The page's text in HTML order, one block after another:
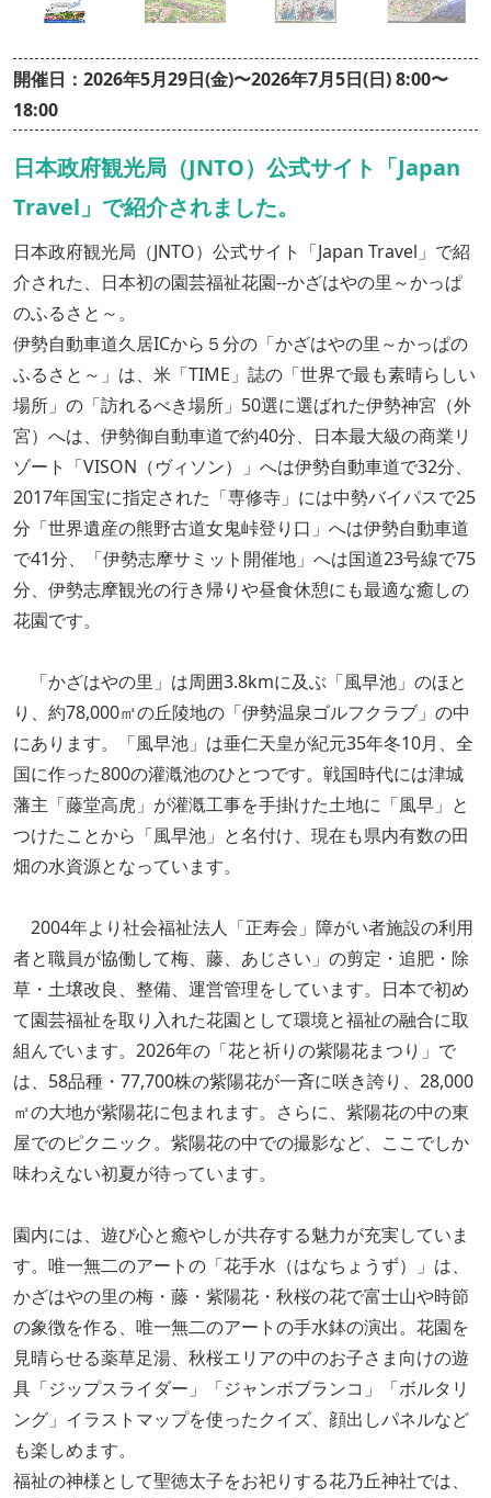
開催日：2026年5月29日(金)〜2026年7月5日(日) 8:00〜
18:00
日本政府観光局（JNTO）公式サイト「Japan
Travel」で紹介されました。
日本政府観光局（JNTO）公式サイト「Japan Travel」で紹
介された、日本初の園芸福祉花園--かざはやの里～かっぱ
のふるさと～。
伊勢自動車道久居ICから５分の「かざはやの里～かっぱの
ふるさと～」は、米「TIME」誌の「世界で最も素晴らしい
場所」の「訪れるべき場所」50選に選ばれた伊勢神宮（外
宮）へは、伊勢御自動車道で約40分、日本最大級の商業リ
ゾート「VISON（ヴィソン）」へは伊勢自動車道で32分、
2017年国宝に指定された「専修寺」には中勢バイパスで25
分「世界遺産の熊野古道女鬼峠登り口」へは伊勢自動車道
で41分、「伊勢志摩サミット開催地」へは国道23号線で75
分、伊勢志摩観光の行き帰りや昼食休憩にも最適な癒しの
花園です。
「かざはやの里」は周囲3.8kmに及ぶ「風早池」のほと
り、約78,000㎡の丘陵地の「伊勢温泉ゴルフクラブ」の中
にあります。「風早池」は垂仁天皇が紀元35年冬10月、全
国に作った800の灌漑池のひとつです。戦国時代には津城
藩主「藤堂高虎」が灌漑工事を手掛けた土地に「風早」と
つけたことから「風早池」と名付け、現在も県内有数の田
畑の水資源となっています。
2004年より社会福祉法人「正寿会」障がい者施設の利用
者と職員が協働して梅、藤、あじさい」の剪定・追肥・除
草・土壌改良、整備、運営管理をしています。日本で初め
て園芸福祉を取り入れた花園として環境と福祉の融合に取
組んでいます。2026年の「花と祈りの紫陽花まつり」で
は、58品種・77,700株の紫陽花が一斉に咲き誇り、28,000
㎡の大地が紫陽花に包まれます。さらに、紫陽花の中の東
屋でのピクニック。紫陽花の中での撮影など、ここでしか
味わえない初夏が待っています。
園内には、遊び心と癒やしが共存する魅力が充実していま
す。唯一無二のアートの「花手水（はなちょうず）」は、
かざはやの里の梅・藤・紫陽花・秋桜の花で富士山や時節
の象徴を作る、唯一無二のアートの手水鉢の演出。花園を
見晴らせる薬草足湯、秋桜エリアの中のお子さま向けの遊
具「ジップスライダー」「ジャンボブランコ」「ボルタリ
ング」イラストマップを使ったクイズ、顔出しパネルなど
も楽しめます。
福祉の神様として聖徳太子をお祀りする花乃丘神社では、